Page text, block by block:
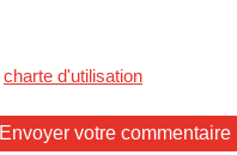
charte d'utilisation
Envoyer votre commentaire